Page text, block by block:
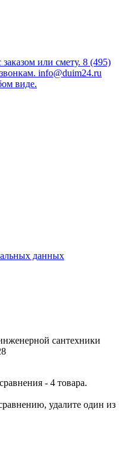
или смету. 8 (495)
info@duim24.ru
виде.
данных
сантехники
- 4 товара.
удалите один из